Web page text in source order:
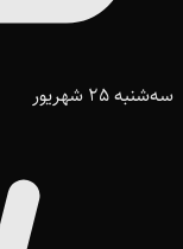
سه‌شنبه 25 شهریور